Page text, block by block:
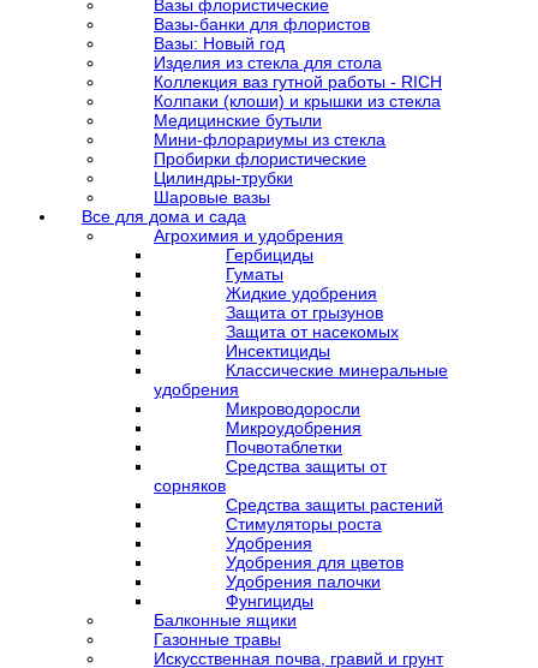
Вазы флористические
Вазы-банки для флористов
Вазы: Новый год
Изделия из стекла для стола
Коллекция ваз гутной работы - RICH
Колпаки (клоши) и крышки из стекла
Медицинские бутыли
Мини-флорариумы из стекла
Пробирки флористические
Цилиндры-трубки
Шаровые вазы
Все для дома и сада
Агрохимия и удобрения
Гербициды
Гуматы
Жидкие удобрения
Защита от грызунов
Защита от насекомых
Инсектициды
Классические минеральные
удобрения
Микроводоросли
Микроудобрения
Почвотаблетки
Средства защиты от
сорняков
Средства защиты растений
Стимуляторы роста
Удобрения
Удобрения для цветов
Удобрения палочки
Фунгициды
Балконные ящики
Газонные травы
Искусственная почва, гравий и грунт